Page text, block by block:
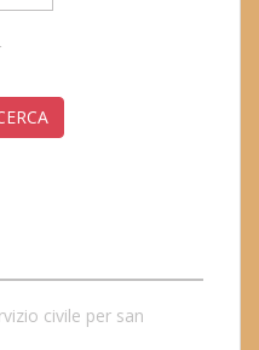
civile per san